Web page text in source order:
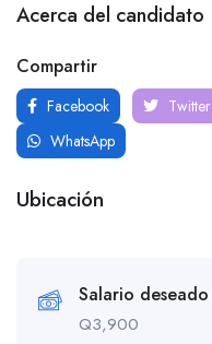
Acerca del candidato
Compartir
Facebook Twitter
WhatsApp
Ubicación
Salario deseado
Q3,900